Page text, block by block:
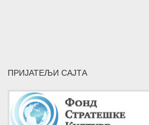
ПРИЈАТЕЉИ САЈТА